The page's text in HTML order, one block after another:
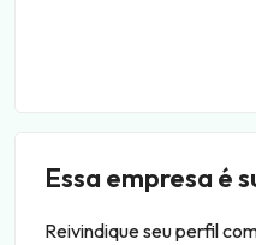
Essa empresa é
Reivindique seu perfil